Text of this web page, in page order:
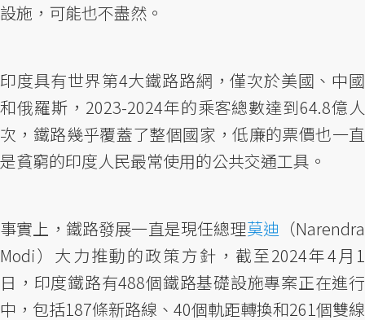
設施，可能也不盡然。
印度具有世界第4大鐵路路網，僅次於美國、中國
和俄羅斯，2023-2024年的乘客總數達到64.8億人
次，鐵路幾乎覆蓋了整個國家，低廉的票價也一直
是貧窮的印度人民最常使用的公共交通工具。
事實上，鐵路發展一直是現任總理莫迪 （Narendra
Modi）大力推動的政策方針，截至2024年4月1
日，印度鐵路有488個鐵路基礎設施專案正在進行
中，包括187條新路線、40個軌距轉換和261個雙線